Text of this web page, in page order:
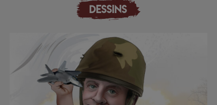
DESSINS